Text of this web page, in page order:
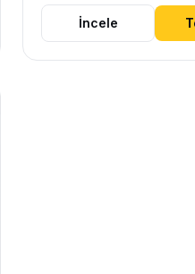
İncele